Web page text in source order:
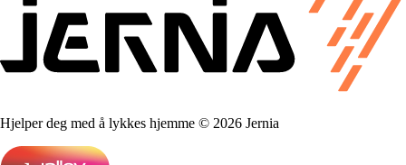
Hjelper deg med å lykkes hjemme © 2026 Jernia